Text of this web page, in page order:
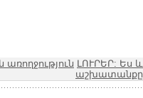
ԼՈՒՐԵՐ: Ես և
աշխատանքը